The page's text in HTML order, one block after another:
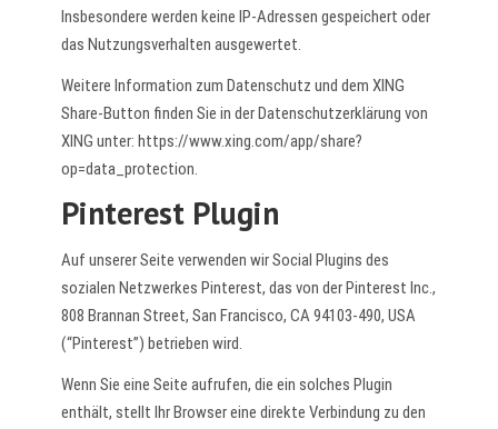
Insbesondere werden keine IP-Adressen gespeichert oder
das Nutzungsverhalten ausgewertet.
Weitere Information zum Datenschutz und dem XING
Share-Button finden Sie in der Datenschutzerklärung von
XING unter: https://www.xing.com/app/share?
op=data_protection.
Pinterest Plugin
Auf unserer Seite verwenden wir Social Plugins des
sozialen Netzwerkes Pinterest, das von der Pinterest Inc.,
808 Brannan Street, San Francisco, CA 94103-490, USA
(“Pinterest”) betrieben wird.
Wenn Sie eine Seite aufrufen, die ein solches Plugin
enthält, stellt Ihr Browser eine direkte Verbindung zu den